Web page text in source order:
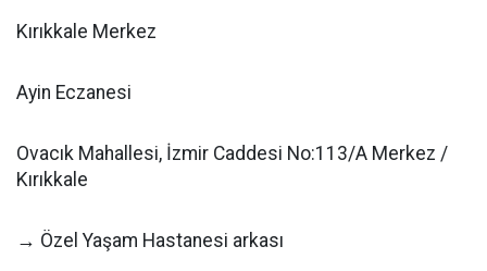
Kırıkkale Merkez
Ayin Eczanesi
Ovacık Mahallesi, İzmir Caddesi No:113/A Merkez /
Kırıkkale
→ Özel Yaşam Hastanesi arkası